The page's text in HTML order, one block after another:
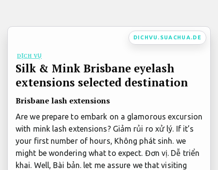
nội
DICHVU.SUACHUA.DE
DỊCH VỤ
Silk & Mink Brisbane eyelash
extensions selected destination
Brisbane lash extensions
Are we prepare to embark on a glamorous excursion
with mink lash extensions? Giảm rủi ro xử lý. If it’s
your first number of hours, Không phát sinh. we
might be wondering what to expect. Đơn vị. Dễ triển
khai. Well, Bài bản. let me assure we that visiting